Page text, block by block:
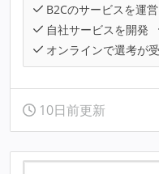
B2Cのサービスを運営
自社サービスを開発
オンラインで選考が
10日前更新